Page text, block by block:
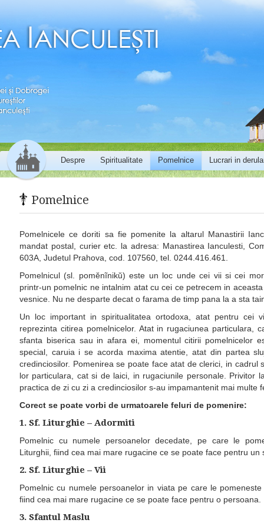
Menu
Skip to content Despre Spiritualitate Pomelnice Lucrari in
Pomelnice
Pomelnicele ce doriti sa fie pomenite la altarul Manastirii
mandat postal, curier etc. la adresa: Manastirea Ianculesti,
603A, Judetul Prahova, cod. 107560, tel. 0244.416.461.
Pomelnicul (sl. pomĕnĩnikŭ) este un loc unde cei vii si cei
printr-un pomelnic ne intalnim atat cu cei ce petrecem in
vesnice. Nu ne desparte decat o farama de timp pana la a sta
Un loc important in spiritualitatea ortodoxa, atat pentru cei
reprezinta citirea pomelnicelor. Atat in rugaciunea particulara,
sfanta biserica sau in afara ei, momentul citirii pomelnicelor
special, caruia i se acorda maxima atentie, atat din partea
credinciosilor. Pomenirea se poate face atat de clerici, in cadrul
lor particulara, cat si de laici, in rugaciunile personale. Privitor
practica de zi cu zi a credinciosilor s-au impamantenit mai multe
Corect se poate vorbi de urmatoarele feluri de pomenire:
1. Sf. Liturghie – Adormiti
Pomelnic cu numele persoanelor decedate, pe care le
Liturghii, fiind cea mai mare rugacine ce se poate face pentru un
2. Sf. Liturghie – Vii
Pomelnic cu numele persoanelor in viata pe care le
fiind cea mai mare rugacine ce se poate face pentru o persoana.
3. Sfantul Maslu